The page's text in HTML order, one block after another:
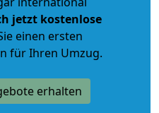
jetzt kostenlose
einen ersten
für Ihren Umzug.
erhalten